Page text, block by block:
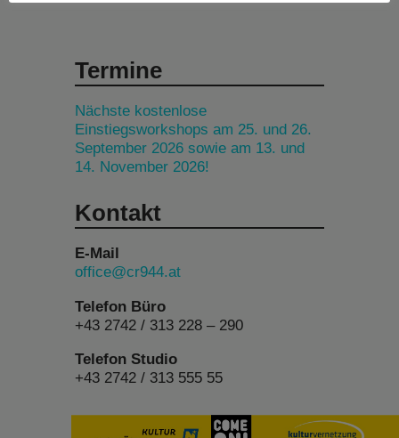
Termine
Nächste kostenlose
Einstiegsworkshops am 25. und 26.
September 2026 sowie am 13. und
14. November 2026!
Kontakt
E-Mail
office@cr944.at
Telefon Büro
+43 2742 / 313 228 – 290
Telefon Studio
+43 2742 / 313 555 55